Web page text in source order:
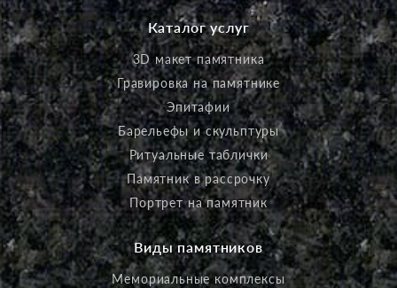
Каталог услуг
3D макет памятника
Гравировка на памятнике
Эпитафии
Барельефы и скульптуры
Ритуальные таблички
Памятник в рассрочку
Портрет на памятник
Виды памятников
Мемориальные комплексы